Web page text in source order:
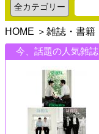
HOME ＞ 雑誌・書籍
今、話題の人気雑誌